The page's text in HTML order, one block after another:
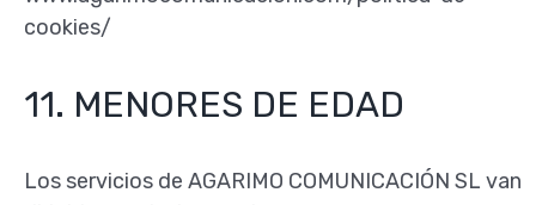
cookies/
11. MENORES DE EDAD
Los servicios de AGARIMO COMUNICACIÓN SL van